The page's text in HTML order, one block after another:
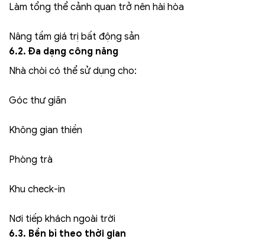
Làm tổng thể cảnh quan trở nên hài hòa
Nâng tầm giá trị bất động sản
6.2. Đa dạng công năng
Nhà chòi có thể sử dụng cho:
Góc thư giãn
Không gian thiền
Phòng trà
Khu check-in
Nơi tiếp khách ngoài trời
6.3. Bền bỉ theo thời gian